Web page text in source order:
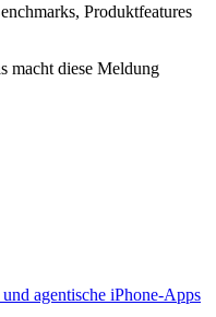
Produktfeatures
macht diese Meldung
agentische iPhone-Apps